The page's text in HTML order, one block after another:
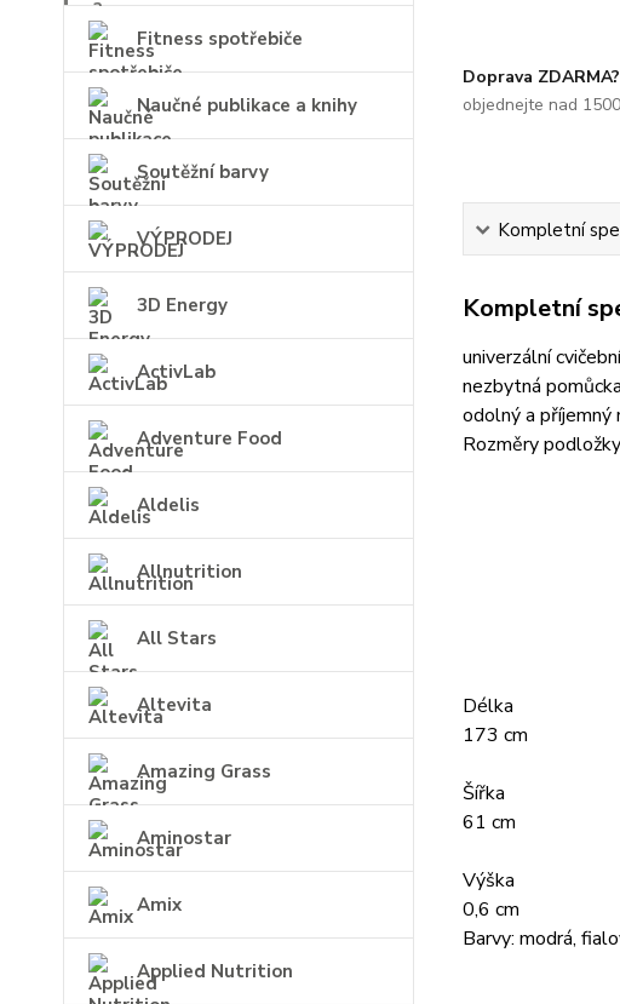
Fitness spotřebiče
Naučné publikace a knihy
Soutěžní barvy
VÝPRODEJ
3D Energy
ActivLab
Adventure Food
Aldelis
Allnutrition
All Stars
Altevita
Amazing Grass
Aminostar
Amix
Applied Nutrition
Doprava ZDARMA?
objednejte nad
Kompletní
Kompletní
univerzální
nezbytná
odolný a
Rozměry
Délka
173 cm
Šířka
61 cm
Výška
0,6 cm
Barvy: modrá,